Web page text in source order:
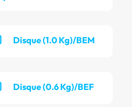
Disque (1.0 Kg)/BEM
Disque (0.6 Kg)/BEF